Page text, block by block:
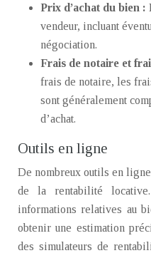
Prix d’achat du bien :
vendeur, incluant
négociation.
Frais de notaire et
frais de notaire, les
sont généralement
d’achat.
Outils en ligne
De nombreux outils en
de la rentabilité
informations relatives au
obtenir une estimation
des simulateurs de